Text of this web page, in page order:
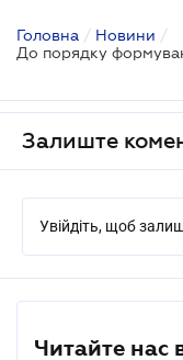
Головна / Новини /
Залиште
Увійдіть, щоб
Читайте нас